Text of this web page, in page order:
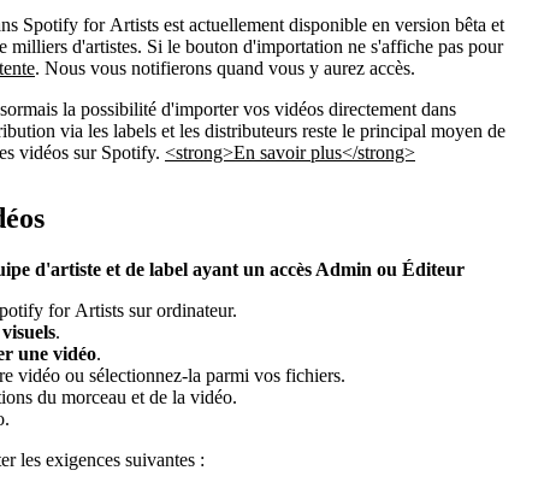
Spotify for Artists est actuellement disponible en version bêta et
milliers d'artistes. Si le bouton d'importation ne s'affiche pas pour
. Nous vous notifierons quand vous y aurez accès.
la possibilité d'importer vos vidéos directement dans
via les labels et les distributeurs reste le principal moyen de
vidéos sur Spotify. <strong>En savoir plus</strong>
d'artiste et de label ayant un accès Admin ou Éditeur
for Artists sur ordinateur.
.
une vidéo.
vidéo ou sélectionnez-la parmi vos fichiers.
du morceau et de la vidéo.
les exigences suivantes :